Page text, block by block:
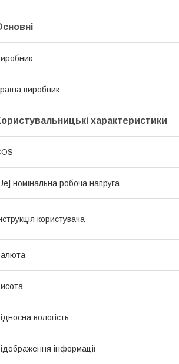
виробник
характеристики
номінальна робоча напруга
користувача
вологість
інформації